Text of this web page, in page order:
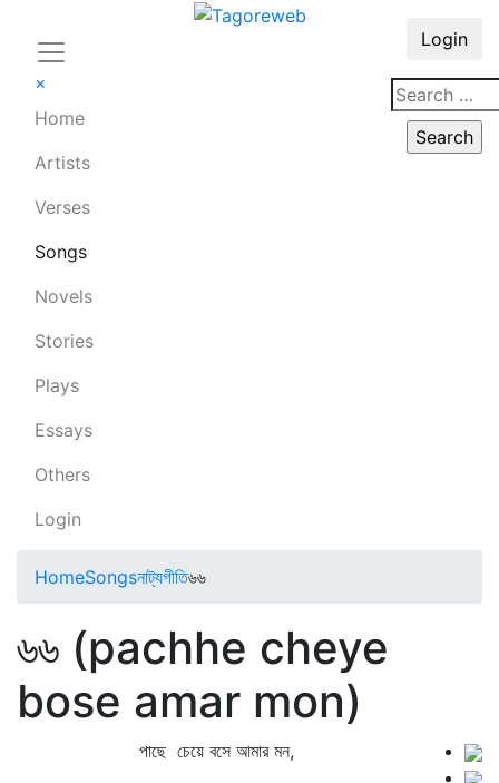
×
Home
Artists
Verses
Songs
Novels
Stories
Plays
Essays
Others
Login
Login
HomeSongsনাট্যগীতি৬৬
৬৬ (pachhe cheye
bose amar mon)
পাছে চেয়ে বসে আমার মন,